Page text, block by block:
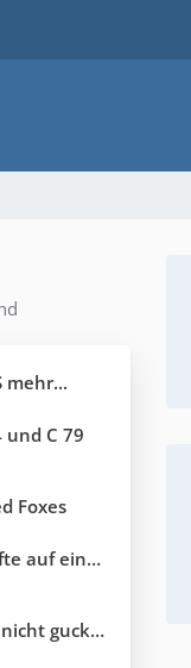
mehr...
und C 79
Foxes
nach Malinka umziehen